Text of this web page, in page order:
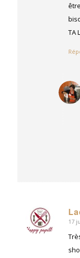
TA
dit
:
17